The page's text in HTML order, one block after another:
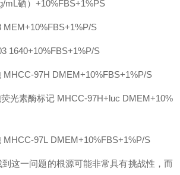
mL硒）+10%FBS+1%PS
MEM+10%FBS+1%P/S
1640+10%FBS+1%P/S
MHCC-97H DMEM+10%FBS+1%P/S
光素酶标记 MHCC-97H+luc DMEM+10%
MHCC-97L DMEM+10%FBS+1%P/S
这一问题的根源可能非常具有挑战性，而